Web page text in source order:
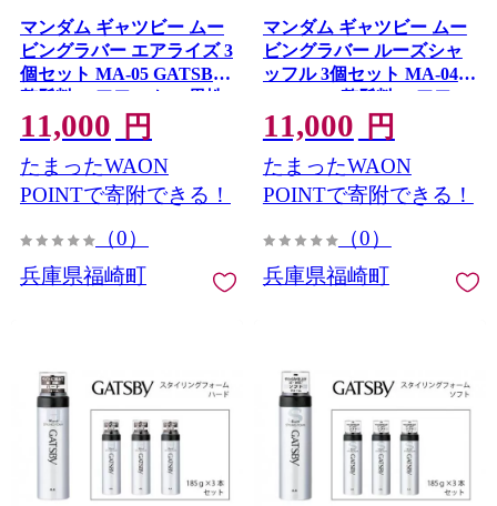
マンダム ギャツビー ムー
ビングラバー エアライズ 3
個セット MA-05 GATSBY
整髪料 ヘアワックス 男性
化粧品
11,000 円
たまったWAON
POINTで寄附できる！
（0）
兵庫県福崎町
マンダム ギャツビー ムー
ビングラバー ルーズシャ
ッフル 3個セット MA-04
GATSBY 整髪料 ヘアワッ
クス 男性化粧品
11,000 円
たまったWAON
POINTで寄附できる！
（0）
兵庫県福崎町